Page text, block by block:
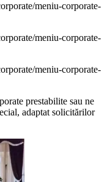
meniu-corporate-
meniu-corporate-
meniu-corporate-
prestabilite sau ne
adaptat solicitărilor